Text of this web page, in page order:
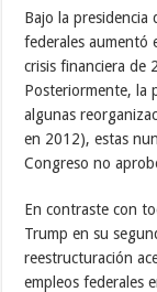
Bajo la presidencia
federales aumentó
crisis financiera de
Posteriormente, la
algunas
en 2012), estas
Congreso no
En contraste con
Trump en su
reestructuración
empleos federales